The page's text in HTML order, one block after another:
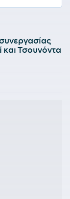
και Τσουνόντα